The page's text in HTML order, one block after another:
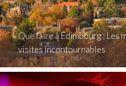
Que faire à Édimbourg : Les
visites incontournables